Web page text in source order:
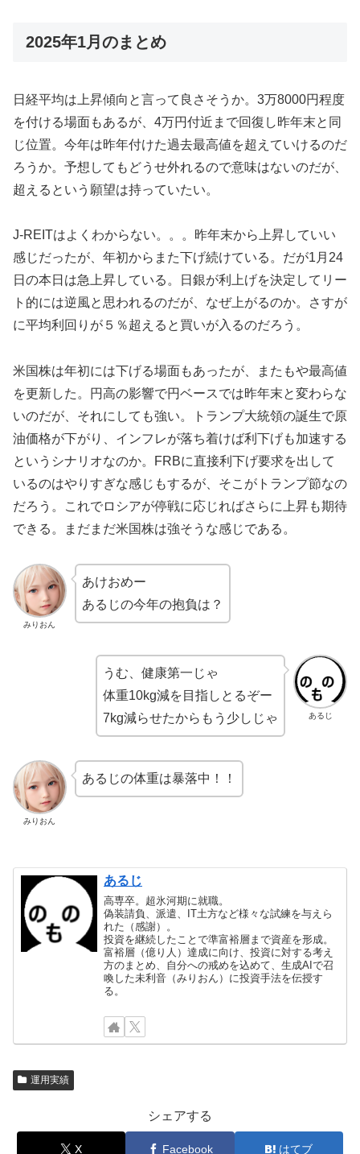
2025年1月のまとめ
日経平均は上昇傾向と言って良さそうか。3万8000円程度
を付ける場面もあるが、4万円付近まで回復し昨年末と同
じ位置。今年は昨年付けた過去最高値を超えていけるのだ
ろうか。予想してもどうせ外れるので意味はないのだが、
超えるという願望は持っていたい。
J-REITはよくわからない。。。昨年末から上昇していい
感じだったが、年初からまた下げ続けている。だが1月24
日の本日は急上昇している。日銀が利上げを決定してリー
ト的には逆風と思われるのだが、なぜ上がるのか。さすが
に平均利回りが５％超えると買いが入るのだろう。
米国株は年初には下げる場面もあったが、またもや最高値
を更新した。円高の影響で円ベースでは昨年末と変わらな
いのだが、それにしても強い。トランプ大統領の誕生で原
油価格が下がり、インフレが落ち着けば利下げも加速する
というシナリオなのか。FRBに直接利下げ要求を出して
いるのはやりすぎな感じもするが、そこがトランプ節なの
だろう。これでロシアが停戦に応じればさらに上昇も期待
できる。まだまだ米国株は強そうな感じである。
みりおん
あけおめー
あるじの今年の抱負は？
あるじ
うむ、健康第一じゃ
体重10kg減を目指しとるぞー
7kg減らせたからもう少しじゃ
みりおん
あるじの体重は暴落中！！
あるじ
高専卒。超氷河期に就職。
偽装請負、派遣、IT土方など様々な試練を与えら
れた（感謝）。
投資を継続したことで準富裕層まで資産を形成。
富裕層（億り人）達成に向け、投資に対する考え
方のまとめ、自分への戒めを込めて、生成AIで召
喚した未利音（みりおん）に投資手法を伝授す
る。
運用実績
シェアする
X Facebook はてブ